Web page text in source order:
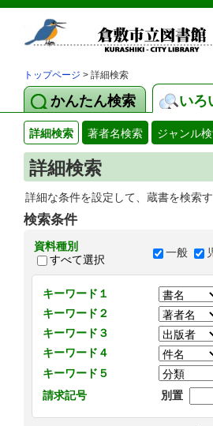
トップページ > 詳細検索
かんたん検索 いろ
詳細検索 著者名検索 ジャンル
詳細検索
詳細な条件を設定して、蔵書を検索
検索条件
資料種別
すべて選択
一般
キーワード１
キーワード２
キーワード３
キーワード４
キーワード５
請求記号
別置